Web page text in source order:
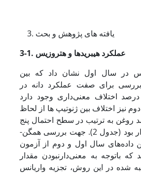
یافته های پژوهش و بحث
3-1. عملکرد هیبریدها و هتروزیس
در سال اول نشان داد که بین
برای صفت عملکرد دانه در
اختلاف معنی‌داری وجود دارد
دوم نیز اختلاف بین ژنوتیپ ­ها از لحاظ
روغن به­ ترتیب در سطح احتمال پنج
و یک درصد معنی‌دار بود (جدول 2). جهت بررسی همگن­
داده‌های سال اول و دوم از آزمون
که با­توجه ­به معنی‌دار­نبودن مقدار
­شده در این روش، تجزیه واریانس